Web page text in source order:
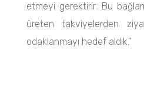
etmeyi gerektirir. Bu
üreten takviyelerden
odaklanmayı hedef aldık.”